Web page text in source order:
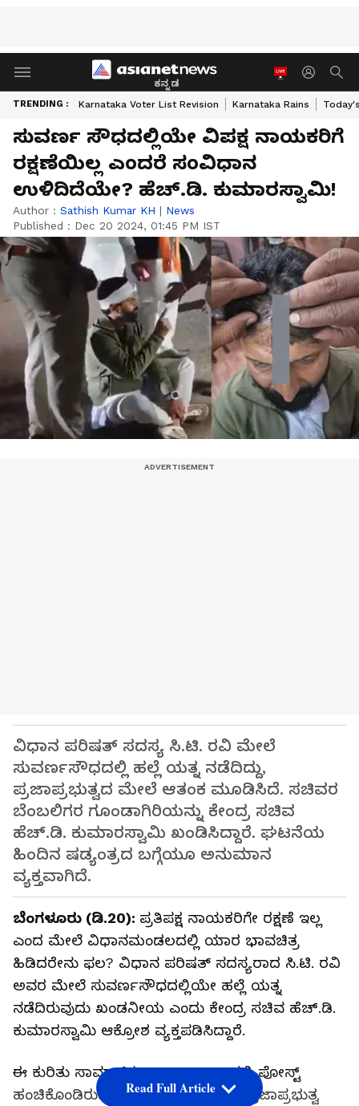
ಕನ್ನಡ
TRENDING : Karnataka Voter List Revision Karnataka Rains
ಸುವರ್ಣ ಸೌಧದಲ್ಲಿಯೇ ವಿಪಕ್ಷ ನಾಯಕರಿಗೆ
ರಕ್ಷಣೆಯಿಲ್ಲ ಎಂದರೆ ಸಂವಿಧಾನ
ಉಳಿದಿದೆಯೇ? ಹೆಚ್.ಡಿ. ಕುಮಾರಸ್ವಾಮಿ!
Author : Sathish Kumar KH | News
Published : Dec 20 2024, 01:45 PM IST
ವಿಧಾನ ಪರಿಷತ್ ಸದಸ್ಯ ಸಿ.ಟಿ. ರವಿ ಮೇಲೆ
ಸುವರ್ಣಸೌಧದಲ್ಲಿ ಹಲ್ಲೆ ಯತ್ನ ನಡೆದಿದ್ದು,
ಪ್ರಜಾಪ್ರಭುತ್ವದ ಮೇಲೆ ಆತಂಕ ಮೂಡಿಸಿದೆ. ಸಚಿವರ
ಬೆಂಬಲಿಗರ ಗೂಂಡಾಗಿರಿಯನ್ನು ಕೇಂದ್ರ ಸಚಿವ
ಹೆಚ್.ಡಿ. ಕುಮಾರಸ್ವಾಮಿ ಖಂಡಿಸಿದ್ದಾರೆ. ಘಟನೆಯ
ಹಿಂದಿನ ಷಡ್ಯಂತ್ರದ ಬಗ್ಗೆಯೂ ಅನುಮಾನ
ವ್ಯಕ್ತವಾಗಿದೆ.
ಬೆಂಗಳೂರು (ಡಿ.20): ಪ್ರತಿಪಕ್ಷ ನಾಯಕರಿಗೇ ರಕ್ಷಣೆ ಇಲ್ಲ
ಎಂದ ಮೇಲೆ ವಿಧಾನಮಂಡಲದಲ್ಲಿ ಯಾರ ಭಾವಚಿತ್ರ
ಹಿಡಿದರೇನು ಫಲ? ವಿಧಾನ ಪರಿಷತ್ ಸದಸ್ಯರಾದ ಸಿ.ಟಿ. ರವಿ
ಅವರ ಮೇಲೆ ಸುವರ್ಣಸೌಧದಲ್ಲಿಯೇ ಹಲ್ಲೆ ಯತ್ನ
ನಡೆದಿರುವುದು ಖಂಡನೀಯ ಎಂದು ಕೇಂದ್ರ ಸಚಿವ ಹೆಚ್.ಡಿ.
ಕುಮಾರಸ್ವಾಮಿ ಆಕ್ರೋಶ ವ್ಯಕ್ತಪಡಿಸಿದ್ದಾರೆ.
ಈ ಕುರಿತು ಸಾಮಾಜಿಕ ಜಾಲತಾಣ ಎಕ್ಸ್‌ನಲ್ಲಿ ಪೋಸ್ಟ್
ಹಂಚಿಕೊಂಡಿರುವ ಅವರು, ಕರ್ನಾಟಕದಲ್ಲಿ ಪ್ರಜಾಪ್ರಭುತ್ವ
Read Full Article